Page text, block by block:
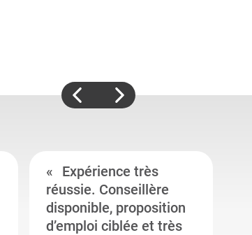
Expérience très
réussie. Conseillère
disponible, proposition
d’emploi ciblée et très